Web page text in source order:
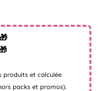
produits et calculée
packs et promos).